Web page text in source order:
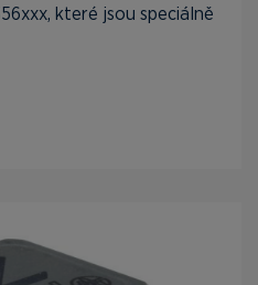
které jsou speciálně